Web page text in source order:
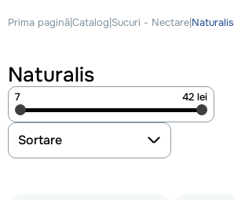
Prima pagină|Catalog|Sucuri - Nectare|Naturalis
Naturalis
7 42 lei
Sortare